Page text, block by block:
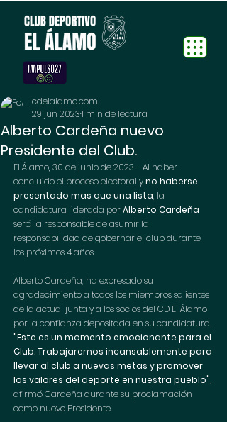
Alberto Cardeña nuevo
Presidente del Club.
cdelalamo.com
29 jun 20231 min de lectura
El Álamo, 30 de junio de 2023 - Al haber
concluido el proceso electoral y no haberse
presentado mas que una lista, la
candidatura liderada por Alberto Cardeña
será la responsable de asumir la
responsabilidad de gobernar el club durante
los próximos 4 años.
Alberto Cardeña, ha expresado su
agradecimiento a todos los miembros salientes
de la actual junta y a los socios del CD El Álamo
por la confianza depositada en su candidatura.
"Este es un momento emocionante para el
Club. Trabajaremos incansablemente para
llevar al club a nuevas metas y promover
los valores del deporte en nuestra pueblo",
afirmó Cardeña durante su proclamación
como nuevo Presidente.